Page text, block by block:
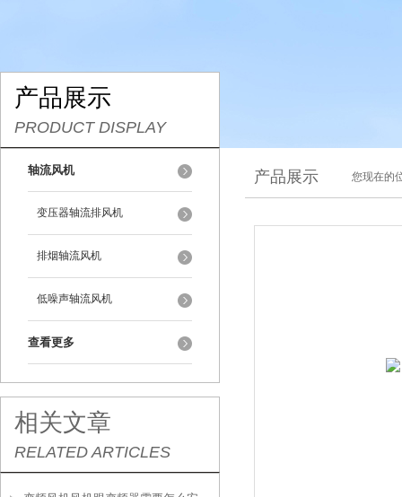
产品展示
PRODUCT DISPLAY
轴流风机
变压器轴流排风机
排烟轴流风机
低噪声轴流风机
查看更多
相关文章
RELATED ARTICLES
产品展示 您现在的